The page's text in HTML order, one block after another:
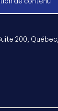
200,